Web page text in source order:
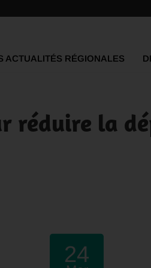
ACTUALITÉS RÉGIONALES
réduire la
24